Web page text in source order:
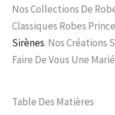
Nos Collections De
Classiques Robes
Sirènes. Nos Créations
Faire De Vous Une
Table Des Matières